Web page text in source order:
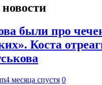
были про
Коста
4 месяца спустя 0